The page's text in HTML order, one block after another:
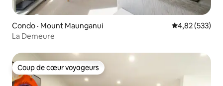
Condo · Mount Maunganui Note
4,82 (533)
La Demeure
Coup de cœur voyageurs
Coup de cœur voyageurs